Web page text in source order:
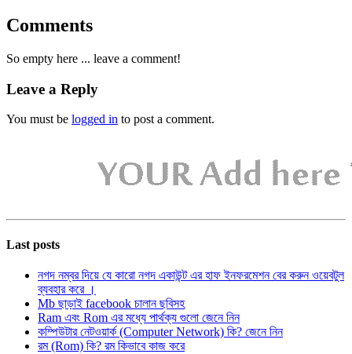
Comments
So empty here ... leave a comment!
Leave a Reply
You must be logged in to post a comment.
Last posts
নগদ নম্বর দিয়ে যে কারো নগদ একাউন্ট এর হাফ ইনফরমেশন বের করুন ওয়েবটুল
ব্যবহার করে ।
Mb ছাড়াই facebook চালান ছবিসহ
Ram এবং Rom এর মধ্যে পার্থক্য গুলো জেনে নিন
কম্পিউটার নেটওয়ার্ক (Computer Network) কি? জেনে নিন
রম (Rom) কি? রম কিভাবে কাজ করে